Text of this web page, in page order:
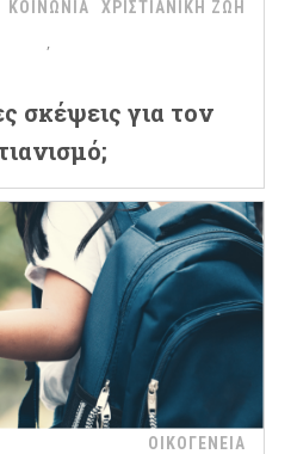
ΚΟΙΝΩΝΙΑ ΧΡΙΣΤΙΑΝΙΚΗ ΖΩΗ
σκέψεις για τον
ΟΙΚΟΓΕΝΕΙΑ